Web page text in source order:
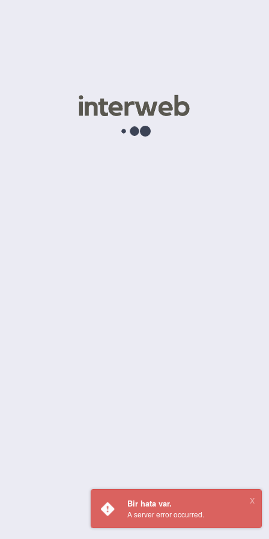
Bir hata var.
A server error occurred.